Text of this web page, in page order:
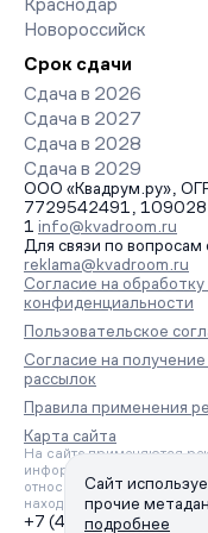
Краснодар
Новороссийск
Срок сдачи
Сдача в 2026
Сдача в 2027
Сдача в 2028
Сдача в 2029
ООО «Квадрум.ру»,
7729542491, 109028,
1 info@kvadroom.ru
Для связи по
reklama@kvadroom.ru
Согласие на
конфиденциальности
Пользовательское
Согласие на
рассылок
Правила применения
Карта сайта
На сайте применяются
информации на основе
относящихся к
находящихся на
+7 (495) 157-88-80
Сайт
прочие
подробнее